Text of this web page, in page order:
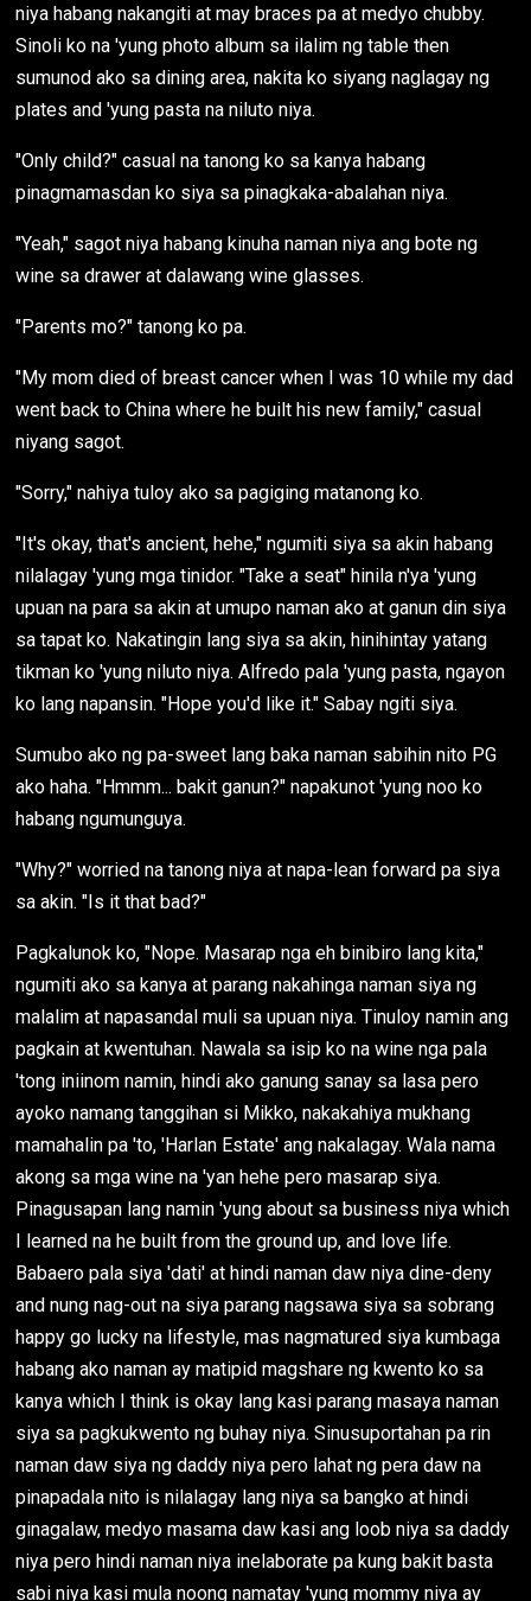
niya habang nakangiti at may braces pa at medyo chubby.
Sinoli ko na 'yung photo album sa ilalim ng table then
sumunod ako sa dining area, nakita ko siyang naglagay ng
plates and 'yung pasta na niluto niya.
"Only child?" casual na tanong ko sa kanya habang
pinagmamasdan ko siya sa pinagkaka-abalahan niya.
"Yeah," sagot niya habang kinuha naman niya ang bote ng
wine sa drawer at dalawang wine glasses.
"Parents mo?" tanong ko pa.
"My mom died of breast cancer when I was 10 while my dad
went back to China where he built his new family," casual
niyang sagot.
"Sorry," nahiya tuloy ako sa pagiging matanong ko.
"It's okay, that's ancient, hehe," ngumiti siya sa akin habang
nilalagay 'yung mga tinidor. "Take a seat" hinila n'ya 'yung
upuan na para sa akin at umupo naman ako at ganun din siya
sa tapat ko. Nakatingin lang siya sa akin, hinihintay yatang
tikman ko 'yung niluto niya. Alfredo pala 'yung pasta, ngayon
ko lang napansin. "Hope you'd like it." Sabay ngiti siya.
Sumubo ako ng pa-sweet lang baka naman sabihin nito PG
ako haha. "Hmmm... bakit ganun?" napakunot 'yung noo ko
habang ngumunguya.
"Why?" worried na tanong niya at napa-lean forward pa siya
sa akin. "Is it that bad?"
Pagkalunok ko, "Nope. Masarap nga eh binibiro lang kita,"
ngumiti ako sa kanya at parang nakahinga naman siya ng
malalim at napasandal muli sa upuan niya. Tinuloy namin ang
pagkain at kwentuhan. Nawala sa isip ko na wine nga pala
'tong iniinom namin, hindi ako ganung sanay sa lasa pero
ayoko namang tanggihan si Mikko, nakakahiya mukhang
mamahalin pa 'to, 'Harlan Estate' ang nakalagay. Wala nama
akong sa mga wine na 'yan hehe pero masarap siya.
Pinagusapan lang namin 'yung about sa business niya which
I learned na he built from the ground up, and love life.
Babaero pala siya 'dati' at hindi naman daw niya dine-deny
and nung nag-out na siya parang nagsawa siya sa sobrang
happy go lucky na lifestyle, mas nagmatured siya kumbaga
habang ako naman ay matipid magshare ng kwento ko sa
kanya which I think is okay lang kasi parang masaya naman
siya sa pagkukwento ng buhay niya. Sinusuportahan pa rin
naman daw siya ng daddy niya pero lahat ng pera daw na
pinapadala nito is nilalagay lang niya sa bangko at hindi
ginagalaw, medyo masama daw kasi ang loob niya sa daddy
niya pero hindi naman niya inelaborate pa kung bakit basta
sabi niya kasi mula noong namatay 'yung mommy niya ay